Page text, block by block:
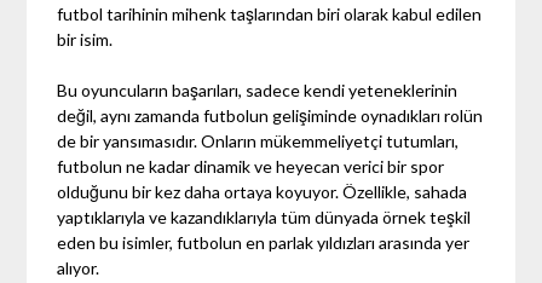
futbol tarihinin mihenk taşlarından biri olarak kabul edilen
bir isim.
Bu oyuncuların başarıları, sadece kendi yeteneklerinin
değil, aynı zamanda futbolun gelişiminde oynadıkları rolün
de bir yansımasıdır. Onların mükemmeliyetçi tutumları,
futbolun ne kadar dinamik ve heyecan verici bir spor
olduğunu bir kez daha ortaya koyuyor. Özellikle, sahada
yaptıklarıyla ve kazandıklarıyla tüm dünyada örnek teşkil
eden bu isimler, futbolun en parlak yıldızları arasında yer
alıyor.